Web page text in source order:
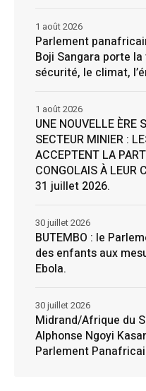
Parlement
Boji Sangara porte la
sécurité, le climat,
1 août 2026
UNE NOUVELLE ÈRE
SECTEUR MINIER :
ACCEPTENT LA
CONGOLAIS À LEUR
31 juillet 2026.
1 août 2026
BUTEMBO : le
des enfants aux
Ebola.
30 juillet 2026
Midrand/Afrique du
Alphonse Ngoyi
Parlement
30 juillet 2026